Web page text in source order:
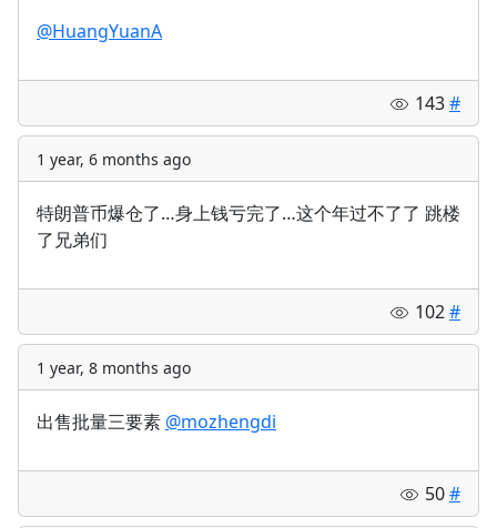
@HuangYuanA
143#
1 year, 6 months ago
特朗普币爆仓了…身上钱亏完了…这个年过不了了 跳楼
了兄弟们
102#
1 year, 8 months ago
出售批量三要素 @mozhengdi
50#